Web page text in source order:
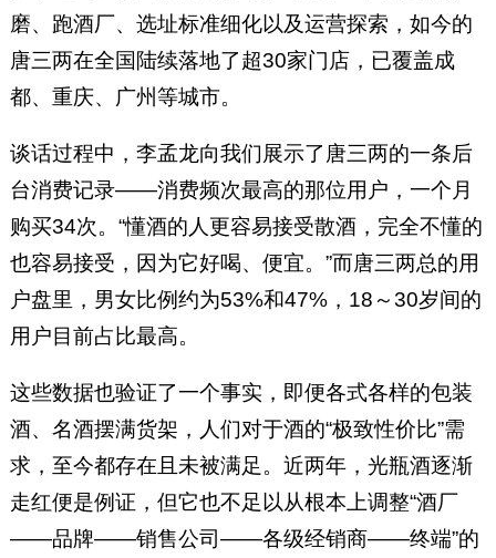
磨、跑酒厂、选址标准细化以及运营探索，如今的
唐三两在全国陆续落地了超30家门店，已覆盖成
都、重庆、广州等城市。
谈话过程中，李孟龙向我们展示了唐三两的一条后
台消费记录——消费频次最高的那位用户，一个月
购买34次。“懂酒的人更容易接受散酒，完全不懂的
也容易接受，因为它好喝、便宜。”而唐三两总的用
户盘里，男女比例约为53%和47%，18～30岁间的
用户目前占比最高。
这些数据也验证了一个事实，即便各式各样的包装
酒、名酒摆满货架，人们对于酒的“极致性价比”需
求，至今都存在且未被满足。近两年，光瓶酒逐渐
走红便是例证，但它也不足以从根本上调整“酒厂
——品牌——销售公司——各级经销商——终端”的